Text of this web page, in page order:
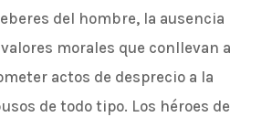
del hombre, la ausencia
morales que conllevan a
actos de desprecio a la
de todo tipo. Los héroes de